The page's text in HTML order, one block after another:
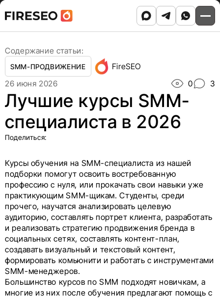
Skip
toСсылки
хлебных
Ссылки
хлебных
Лучшие курсы SMM-специалиста в 2026
Содержание статьи:
SMM-ПРОДВИЖЕНИЕ
FireSEO
26 июня 2026
0 3
Лучшие курсы SMM-
специалиста в 2026
Поделиться:
Курсы обучения на SMM-специалиста из нашей
подборки помогут освоить востребованную
профессию с нуля, или прокачать свои навыки уже
практикующим SMM-щикам. Студенты, среди
прочего, научатся анализировать целевую
аудиторию, составлять портрет клиента, разработать
и реализовать стратегию продвижения бренда в
социальных сетях, составлять контент-план,
создавать визуальный и текстовый контент,
формировать комьюнити и работать с инструментами
SMM-менеджеров.
Большинство курсов по SMM подходят новичкам, а
многие из них после обучения предлагают помощь с